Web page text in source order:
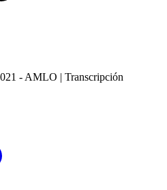
- AMLO | Transcripción